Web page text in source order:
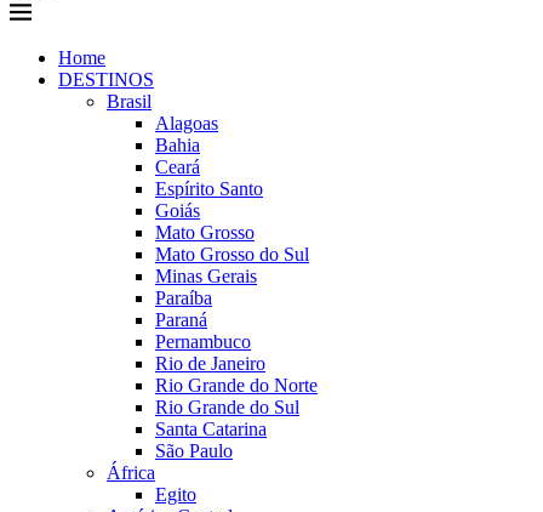
Home
DESTINOS
Brasil
Alagoas
Bahia
Ceará
Espírito Santo
Goiás
Mato Grosso
Mato Grosso do Sul
Minas Gerais
Paraíba
Paraná
Pernambuco
Rio de Janeiro
Rio Grande do Norte
Rio Grande do Sul
Santa Catarina
São Paulo
África
Egito